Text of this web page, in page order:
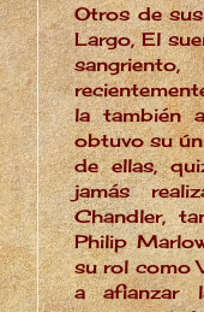
Otros de
Largo, El
la también
obtuvo su
de ellas,
jamás
Chandler,
Philip
su rol como
a afianzar